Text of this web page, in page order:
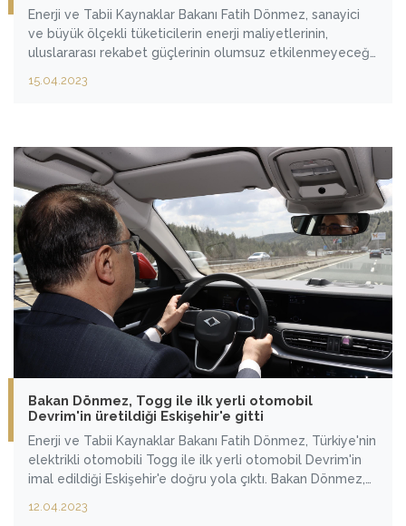
Enerji ve Tabii Kaynaklar Bakanı Fatih Dönmez, sanayici
ve büyük ölçekli tüketicilerin enerji maliyetlerinin,
uluslararası rekabet güçlerinin olumsuz etkilenmeyeceği
gayreti gösterdiklerini belirterek, "Geçtiğimiz yıl ekim
15.04.2023
Bakan Dönmez, Togg ile ilk yerli otomobil
Devrim'in üretildiği Eskişehir'e gitti
Enerji ve Tabii Kaynaklar Bakanı Fatih Dönmez, Türkiye'nin
elektrikli otomobili Togg ile ilk yerli otomobil Devrim'in
imal edildiği Eskişehir'e doğru yola çıktı. Bakan Dönmez,
aracı Togg'u kullandı.
12.04.2023